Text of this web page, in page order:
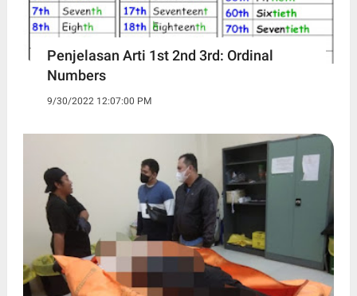
Penjelasan Arti 1st 2nd 3rd: Ordinal
Numbers
9/30/2022 12:07:00 PM